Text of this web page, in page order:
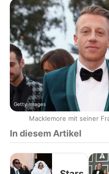
Getty Images
Macklemore mit seiner
In diesem Artikel